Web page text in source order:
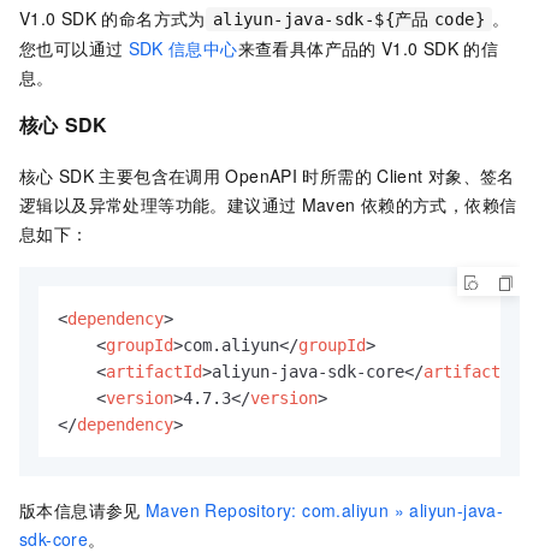
V1.0 SDK 的命名方式为 aliyun-java-sdk-${产品 code} 。
您也可以通过 SDK 信息中心来查看具体产品的 V1.0 SDK 的信
息。
核心 SDK
核心 SDK 主要包含在调用 OpenAPI 时所需的 Client 对象、签名
逻辑以及异常处理等功能。建议通过 Maven 依赖的方式，依赖信
息如下：
<dependency>
<groupId>com.aliyun</groupId>
<artifactId>aliyun-java-sdk-core</artifactId
<version>4.7.3</version>
</dependency>
版本信息请参见 Maven Repository: com.aliyun » aliyun-java-
sdk-core。